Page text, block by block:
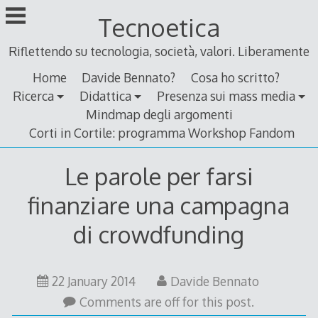
Skip
to
Tecnoetica
Riflettendo su tecnologia, società, valori. Liberamente
Home
Davide Bennato?
Cosa ho scritto?
Ricerca
Didattica
Presenza sui mass media
Mindmap degli argomenti
Corti in Cortile: programma Workshop Fandom
Le parole per farsi
finanziare una campagna
di crowdfunding
22 January 201418
January
Davide Bennato
Comments are off for this post.